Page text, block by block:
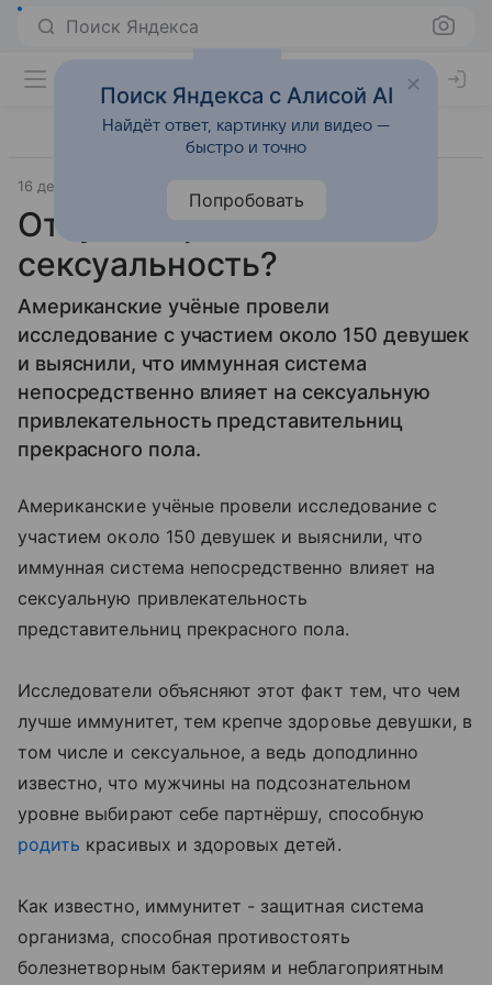
Поиск Яндекса
16 декабря 2010
Откуда берется женская
сексуальность?
Американские учёные провели
исследование с участием около 150 девушек
и выяснили, что иммунная система
непосредственно влияет на сексуальную
привлекательность представительниц
прекрасного пола.
Американские учёные провели исследование с
участием около 150 девушек и выяснили, что
иммунная система непосредственно влияет на
сексуальную привлекательность
представительниц прекрасного пола.
Исследователи объясняют этот факт тем, что чем
лучше иммунитет, тем крепче здоровье девушки, в
том числе и сексуальное, а ведь доподлинно
известно, что мужчины на подсознательном
уровне выбирают себе партнёршу, способную
родить красивых и здоровых детей.
Как известно, иммунитет - защитная система
организма, способная противостоять
болезнетворным бактериям и неблагоприятным
Поиск Яндекса с Алисой AI
Найдёт ответ, картинку или видео —
быстро и точно
Попробовать